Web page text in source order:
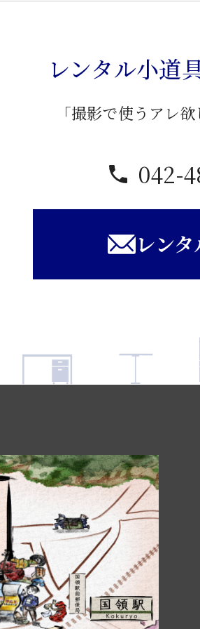
レンタル小道
「撮影で使うアレ
042-
レン